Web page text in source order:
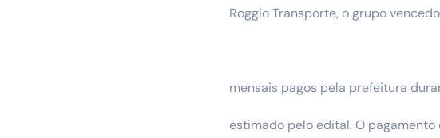
Roggio Transporte, o grupo
mensais pagos pela prefeitura
estimado pelo edital. O